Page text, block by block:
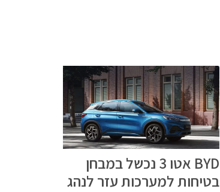
BYD אטו 3 נכשל במבחן
בטיחות למערכות עזר לנהג